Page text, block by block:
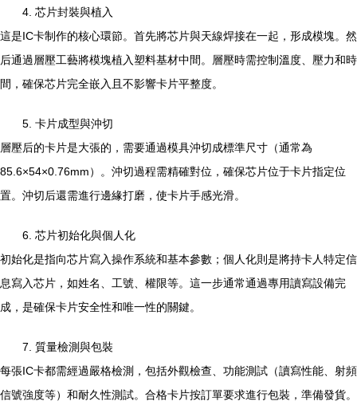
4. 芯片封裝與植入
這是IC卡制作的核心環節。首先將芯片與天線焊接在一起，形成模塊。然
后通過層壓工藝將模塊植入塑料基材中間。層壓時需控制溫度、壓力和時
間，確保芯片完全嵌入且不影響卡片平整度。
5. 卡片成型與沖切
層壓后的卡片是大張的，需要通過模具沖切成標準尺寸（通常為
85.6×54×0.76mm）。沖切過程需精確對位，確保芯片位于卡片指定位
置。沖切后還需進行邊緣打磨，使卡片手感光滑。
6. 芯片初始化與個人化
初始化是指向芯片寫入操作系統和基本參數；個人化則是將持卡人特定信
息寫入芯片，如姓名、工號、權限等。這一步通常通過專用讀寫設備完
成，是確保卡片安全性和唯一性的關鍵。
7. 質量檢測與包裝
每張IC卡都需經過嚴格檢測，包括外觀檢查、功能測試（讀寫性能、射頻
信號強度等）和耐久性測試。合格卡片按訂單要求進行包裝，準備發貨。